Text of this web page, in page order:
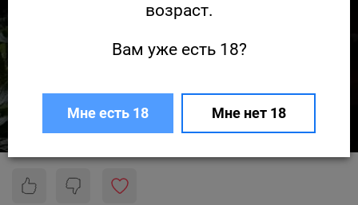
Три реки
Редакция Ресторан.ру
возраст.
Вам уже есть 18?
Мне есть 18 Мне нет 18